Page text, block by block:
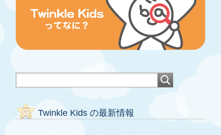
Twinkle Kids の最新情報